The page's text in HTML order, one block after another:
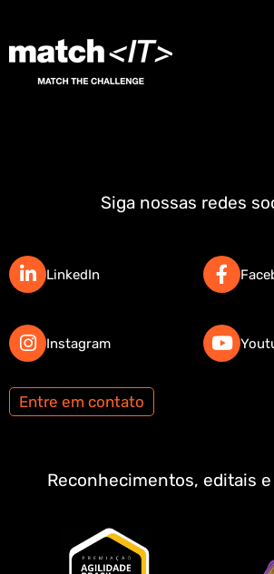
Siga nossas redes
LinkedIn
Instagram
Entre em contato
Reconhecimentos, editais